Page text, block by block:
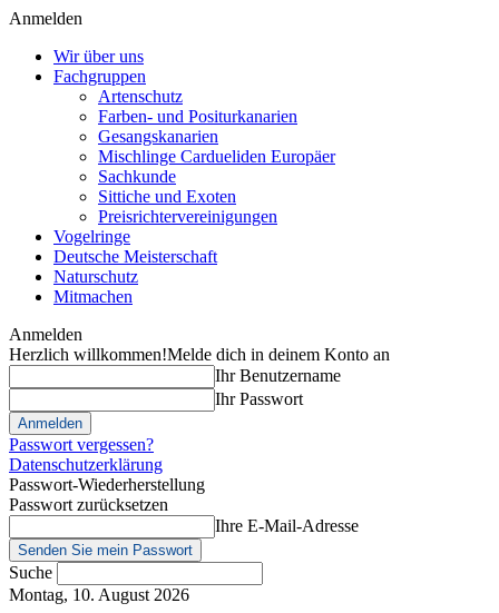
Anmelden
Wir über uns
Fachgruppen
Artenschutz
Farben- und Positurkanarien
Gesangskanarien
Mischlinge Cardueliden Europäer
Sachkunde
Sittiche und Exoten
Preisrichtervereinigungen
Vogelringe
Deutsche Meisterschaft
Naturschutz
Mitmachen
Anmelden
Herzlich willkommen!Melde dich in deinem Konto an
Ihr Benutzername
Ihr Passwort
Passwort vergessen?
Datenschutzerklärung
Passwort-Wiederherstellung
Passwort zurücksetzen
Ihre E-Mail-Adresse
Suche
Montag, 10. August 2026